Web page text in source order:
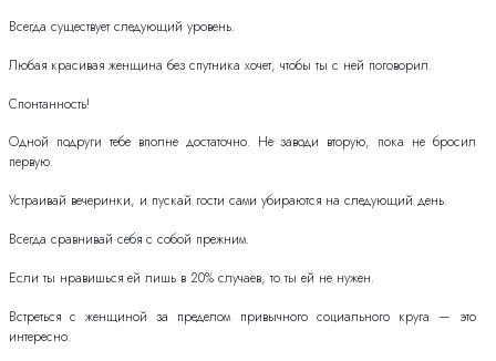
Всегда существует следующий уровень.
Любая красивая женщина без спутника хочет, чтобы ты с ней поговорил.
Спонтанность!
Одной подруги тебе вполне достаточно. Не заводи вторую, пока не бросил
первую.
Устраивай вечеринки, и пускай гости сами убираются на следующий день.
Всегда сравнивай себя с собой прежним.
Если ты нравишься ей лишь в 20% случаев, то ты ей не нужен.
Встреться с женщиной за пределом привычного социального круга — это
интересно.